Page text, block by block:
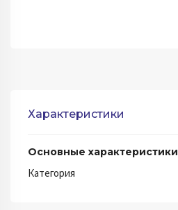
Характеристики
Основные характеристики
Категория